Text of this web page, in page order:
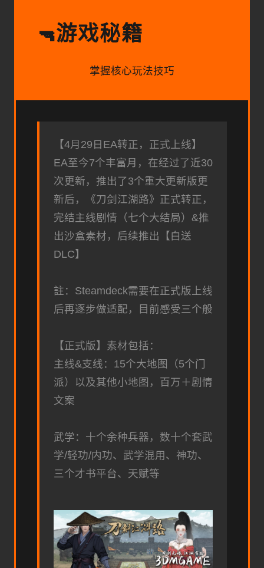
🔫游戏秘籍
掌握核心玩法技巧
【4月29日EA转正，正式上线】
EA至今7个丰富月，在经过了近30
次更新，推出了3个重大更新版更
新后，《刀剑江湖路》正式转正，
完结主线剧情（七个大结局）&推
出沙盒素材，后续推出【白送
DLC】
註：Steamdeck需要在正式版上线
后再逐步做适配，目前感受三个般
【正式版】素材包括：
主线&支线：15个大地图（5个门
派）以及其他小地图，百万＋剧情
文案
武学：十个余种兵器，数十个套武
学/轻功/内功、武学混用、神功、
三个才书平台、天赋等